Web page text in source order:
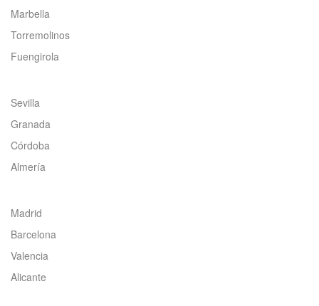
Marbella
Torremolinos
Fuengirola
Sevilla
Granada
Córdoba
Almería
Madrid
Barcelona
Valencia
Alicante